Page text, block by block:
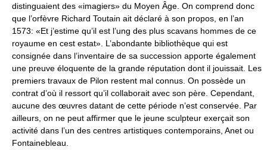
distinguaient des «imagiers» du Moyen Âge. On comprend donc
que l’orfèvre Richard Toutain ait déclaré à son propos, en l’an
1573: «Et j’estime qu’il est l’ung des plus scavans hommes de ce
royaume en cest estat». L’abondante bibliothèque qui est
consignée dans l’inventaire de sa succession apporte également
une preuve éloquente de la grande réputation dont il jouissait. Les
premiers travaux de Pilon restent mal connus. On possède un
contrat d’où il ressort qu’il collaborait avec son père. Cependant,
aucune des œuvres datant de cette période n’est conservée. Par
ailleurs, on ne peut affirmer que le jeune sculpteur exerçait son
activité dans l’un des centres artistiques contemporains, Anet ou
Fontainebleau.